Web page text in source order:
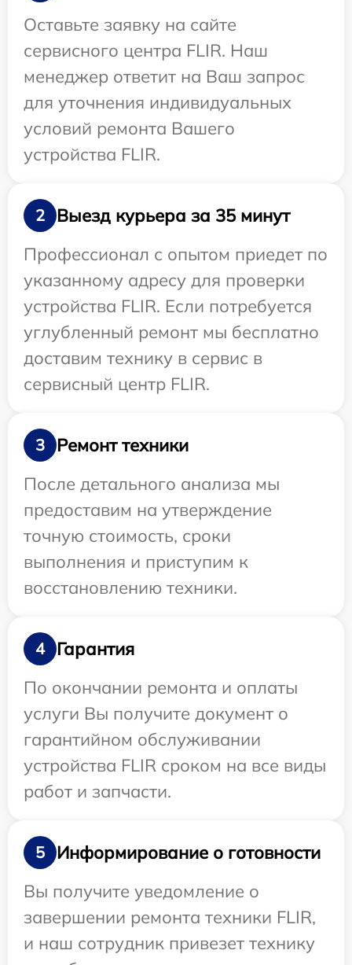
Оставьте заявку на сайте
сервисного центра FLIR. Наш
менеджер ответит на Ваш запрос
для уточнения индивидуальных
условий ремонта Вашего
устройства FLIR.
2
Выезд курьера за 35 минут
Профессионал с опытом приедет по
указанному адресу для проверки
устройства FLIR. Если потребуется
углубленный ремонт мы бесплатно
доставим технику в сервис в
сервисный центр FLIR.
3
Ремонт техники
После детального анализа мы
предоставим на утверждение
точную стоимость, сроки
выполнения и приступим к
восстановлению техники.
4
Гарантия
По окончании ремонта и оплаты
услуги Вы получите документ о
гарантийном обслуживании
устройства FLIR сроком на все виды
работ и запчасти.
5
Информирование о готовности
Вы получите уведомление о
завершении ремонта техники FLIR,
и наш сотрудник привезет технику